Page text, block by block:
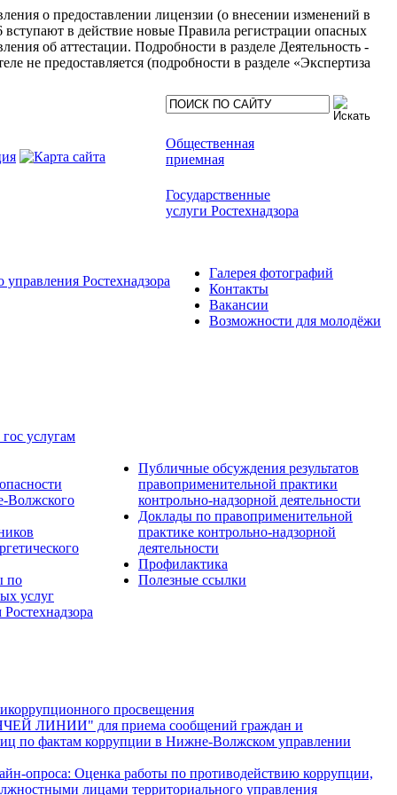
о предоставлении лицензии (о внесении изменений в
в действие новые Правила регистрации опасных
об аттестации. Подробности в разделе Деятельность -
не предоставляется (подробности в разделе «Экспертиза
Общественная
приемная
Государственные
услуги Ростехнадзора
Ростехнадзора
Галерея фотографий
Контакты
Вакансии
Возможности для молодёжи
услугам
Волжского
по
услуг
Публичные обсуждения результатов
правоприменительной практики
контрольно-надзорной деятельности
Доклады по правоприменительной
практике контрольно-надзорной
деятельности
Профилактика
Полезные ссылки
просвещения
ЛИНИИ" для приема сообщений граждан и
по фактам коррупции в Нижне-Волжском управлении
опроса: Оценка работы по противодействию коррупции,
лицами территориального управления